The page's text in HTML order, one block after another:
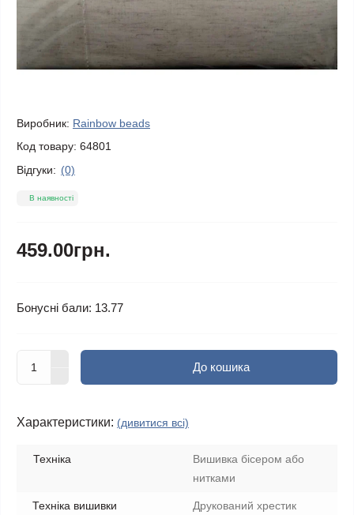
Виробник: Rainbow beads
Код товару: 64801
Відгуки: (0)
В наявності
459.00грн.
Бонусні бали: 13.77
До кошика
Характеристики: (дивитися всі)
Техніка
Вишивка бісером або
нитками
Техніка вишивки
Друкований хрестик